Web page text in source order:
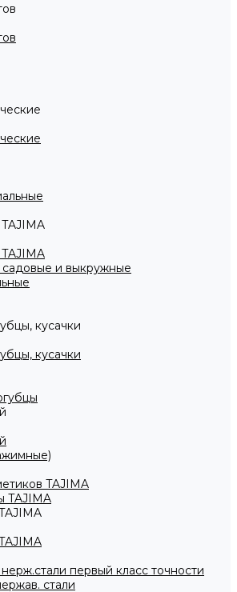
и выкружные
кусачки
кусачки
TAJIMA
TAJIMA
первый класс точности
стали